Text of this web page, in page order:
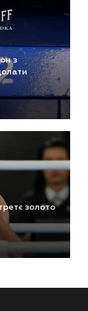
з
золото